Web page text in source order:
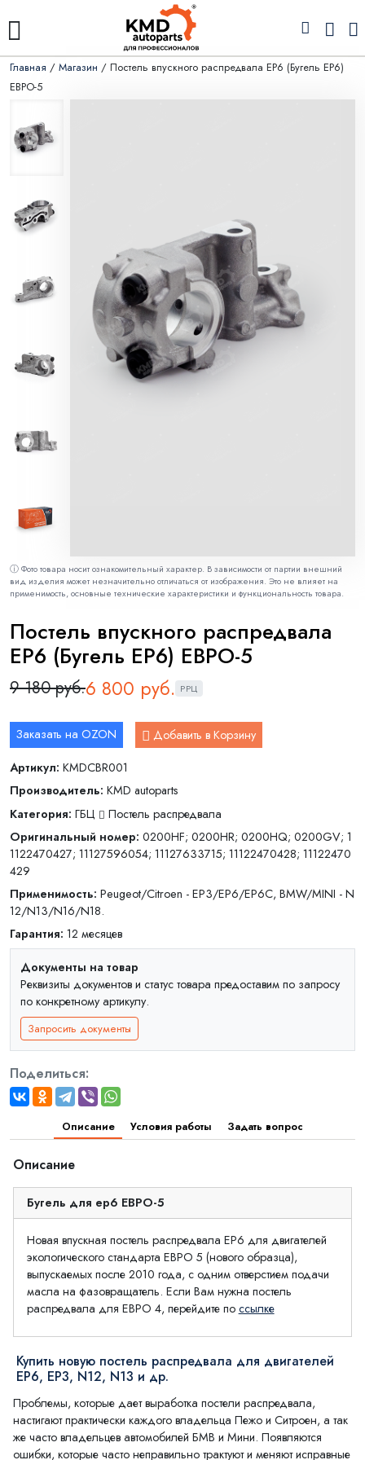
Главная / Магазин / Постель впускного распредвала EP6 (Бугель EP6)
ЕВРО-5
ⓘ Фото товара носит ознакомительный характер. В зависимости от партии внешний
вид изделия может незначительно отличаться от изображения. Это не влияет на
применимость, основные технические характеристики и функциональность товара.
Постель впускного распредвала
EP6 (Бугель EP6) ЕВРО-5
9 180 руб.6 800 руб. РРЦ
Заказать на OZON Добавить в Корзину
Артикул: KMDCBR001
Производитель: KMD autoparts
Категория: ГБЦ
Постель распредвала
Оригинальный номер: 0200HF; 0200HR; 0200HQ; 0200GV; 1
1122470427; 11127596054; 11127633715; 11122470428; 11122470
429
Применимость: Peugeot/Citroen - EP3/EP6/EP6C, BMW/MINI - N
12/N13/N16/N18.
Гарантия: 12 месяцев
Документы на товар
Реквизиты документов и статус товара предоставим по запросу
по конкретному артикулу.
Запросить документы
Поделиться:
Описание Условия работы Задать вопрос
Описание
Бугель для ep6 ЕВРО-5
Новая впускная постель распредвала EP6 для двигателей
экологического стандарта ЕВРО 5 (нового образца),
выпускаемых после 2010 года, с одним отверстием подачи
масла на фазовращатель. Если Вам нужна постель
распредвала для ЕВРО 4, перейдите по ссылке
Купить новую постель распредвала для двигателей
EP6, EP3, N12, N13 и др.
Проблемы, которые дает выработка постели распредвала,
настигают практически каждого владельца Пежо и Ситроен, а так
же часто владельцев автомобилей БМВ и Мини. Появляются
ошибки, которые часто неправильно трактуют и меняют исправные